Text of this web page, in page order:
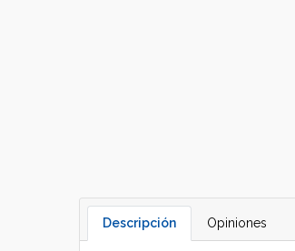
Descripción Opiniones